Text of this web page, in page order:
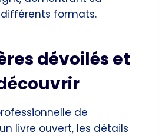
formats.
dévoilés et
de
livre ouvert, les détails